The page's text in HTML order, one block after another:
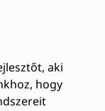
aki
hogy